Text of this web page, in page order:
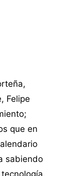
Felipe
que en
sabiendo